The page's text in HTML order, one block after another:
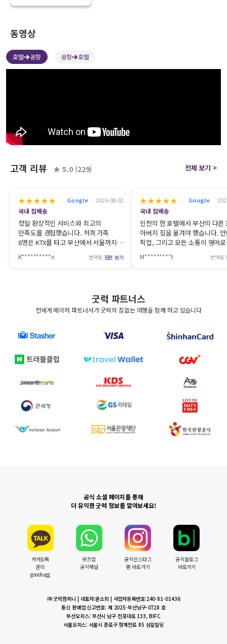
동영상
호텔 공항 공항 호텔
고객 리뷰 ★ 5.0 (229) 전체 보기 >
★★★★★ Google 2026-08-02
국내 짐배송
정말 환상적인 서비스와 최고의
만족도를 경험했습니다. 저희 가족
8명은 KTX를 타고 부산에서 서울까지
있었어요. 굿러그 덕분에 정말 편하게
이루어졌습니다. 굿러그 서비스를 강력
추천합니다! 👍
K**********n 번역됨 원본 보기
★★★★★ Google
국내 짐배송
인천의 한 호텔에서 부산의 다른
아버지 짐을 옮겨야 했습니다.
픽업, 그리고 모든 소통이 영어로
부산의 다른 지역에 있는 비슷한
복잡하고 어려운 상황이었을 텐
처음부터 끝까지 전문적이고 정
M*********t 번역됨
굿럭 파트너스
전세계 메이저 파트너사가 굿럭의 짐없는 여행을 함께 하고 있습니다
공식 소셜 페이지를 통해
더 유익한 굿럭 정보를 알아보세요!
카카오톡
문의
goodlugg
왓츠앱
공식채널
공식인스타그
램 바로가기
공식블로그
바로가기
㈜ 굿럭컴퍼니 | 대표자:윤소희 | 사업자등록번호:240-81-01436
통신 판매업 신고번호: 제 2025-부산남구-0728 호
부산오피스: 부산시 남구 전포대로 133, BIFC
서울오피스: 서울시 종로구 청계천로 85 삼일빌딩